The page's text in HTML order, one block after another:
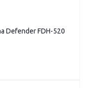
Defender FDH-520